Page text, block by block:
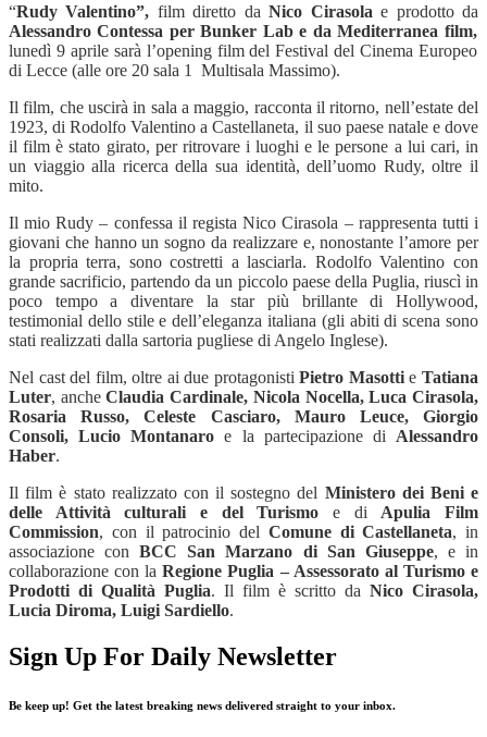
“Rudy Valentino”, film diretto daNico Cirasolae prodotto da
Alessandro Contessa per Bunker Lab e da Mediterranea film,
lunedì 9 aprile sarà l’opening film del Festival del Cinema Europeo
di Lecce (alle ore 20 sala 1 Multisala Massimo).
Il film, che uscirà in sala a maggio, racconta il ritorno, nell’estate del
1923, di Rodolfo Valentino a Castellaneta, il suo paese natale e dove
il film è stato girato, per ritrovare i luoghi e le persone a lui cari, in
un viaggio alla ricerca della sua identità, dell’uomo Rudy, oltre il
mito.
Il mio Rudy – confessa il regista Nico Cirasola – rappresenta tutti i
giovani che hanno un sogno da realizzare e, nonostante l’amore per
la propria terra, sono costretti a lasciarla. Rodolfo Valentino con
grande sacrificio, partendo da un piccolo paese della Puglia, riuscì in
poco tempo a diventare la star più brillante di Hollywood,
testimonial dello stile e dell’eleganza italiana (gli abiti di scena sono
stati realizzati dalla sartoria pugliese di Angelo Inglese).
Nel cast del film, oltre ai due protagonistiPietro MasottieTatiana
Luter, ancheClaudia Cardinale, Nicola Nocella, Luca Cirasola,
Rosaria Russo, Celeste Casciaro, Mauro Leuce, Giorgio
Consoli, Lucio Montanaroe la partecipazione di Alessandro
Haber.
Il film è stato realizzato con il sostegno del Ministero dei Beni e
delle Attività culturali e del Turismo e di Apulia Film
Commission, con il patrocinio del Comune di Castellaneta, in
associazione conBCC San Marzano di San Giuseppe, e in
collaborazione con laRegione Puglia – Assessorato al Turismo e
Prodotti di Qualità Puglia. Il film è scritto da Nico Cirasola,
Lucia Diroma, Luigi Sardiello.
Sign Up For Daily Newsletter
Be keep up! Get the latest breaking news delivered straight to your inbox.